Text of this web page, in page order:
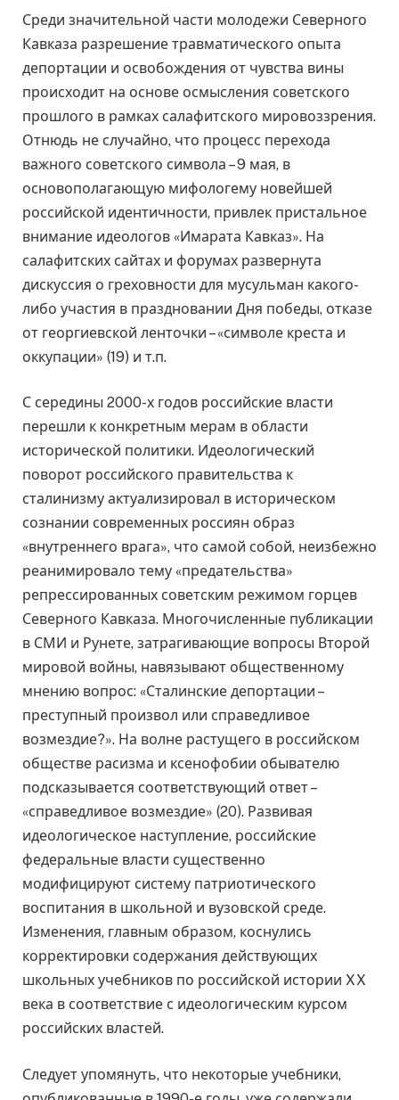
Среди значительной части молодежи Северного
Кавказа разрешение травматического опыта
депортации и освобождения от чувства вины
происходит на основе осмысления советского
прошлого в рамках салафитского мировоззрения.
Отнюдь не случайно, что процесс перехода
важного советского символа – 9 мая, в
основополагающую мифологему новейшей
российской идентичности, привлек пристальное
внимание идеологов «Имарата Кавказ». На
салафитских сайтах и форумах развернута
дискуссия о греховности для мусульман какого-
либо участия в праздновании Дня победы, отказе
от георгиевской ленточки – «символе креста и
оккупации» (19) и т.п.
С середины 2000-х годов российские власти
перешли к конкретным мерам в области
исторической политики. Идеологический
поворот российского правительства к
сталинизму актуализировал в историческом
сознании современных россиян образ
«внутреннего врага», что самой собой, неизбежно
реанимировало тему «предательства»
репрессированных советским режимом горцев
Северного Кавказа. Многочисленные публикации
в СМИ и Рунете, затрагивающие вопросы Второй
мировой войны, навязывают общественному
мнению вопрос: «Сталинские депортации –
преступный произвол или справедливое
возмездие?». На волне растущего в российском
обществе расизма и ксенофобии обывателю
подсказывается соответствующий ответ –
«справедливое возмездие» (20). Развивая
идеологическое наступление, российские
федеральные власти существенно
модифицируют систему патриотического
воспитания в школьной и вузовской среде.
Изменения, главным образом, коснулись
корректировки содержания действующих
школьных учебников по российской истории XX
века в соответствие с идеологическим курсом
российских властей.
Следует упомянуть, что некоторые учебники,